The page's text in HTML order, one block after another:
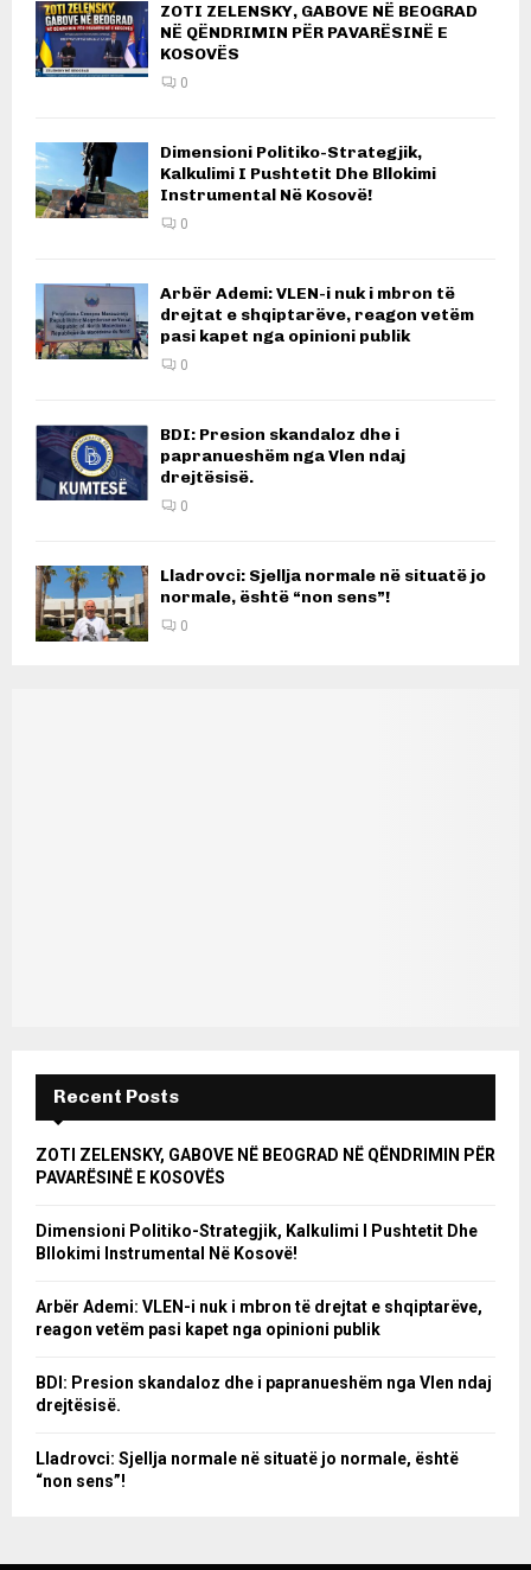
ZOTI ZELENSKY, GABOVE NË BEOGRAD
NË QËNDRIMIN PËR PAVARËSINË E
KOSOVËS
0
Dimensioni Politiko-Strategjik,
Kalkulimi I Pushtetit Dhe Bllokimi
Instrumental Në Kosovë!
0
Arbër Ademi: VLEN-i nuk i mbron të
drejtat e shqiptarëve, reagon vetëm
pasi kapet nga opinioni publik
0
BDI: Presion skandaloz dhe i
papranueshëm nga Vlen ndaj
drejtësisë.
0
Lladrovci: Sjellja normale në situatë jo
normale, është “non sens”!
0
Recent Posts
ZOTI ZELENSKY, GABOVE NË BEOGRAD NË QËNDRIMIN PËR
PAVARËSINË E KOSOVËS
Dimensioni Politiko-Strategjik, Kalkulimi I Pushtetit Dhe
Bllokimi Instrumental Në Kosovë!
Arbër Ademi: VLEN-i nuk i mbron të drejtat e shqiptarëve,
reagon vetëm pasi kapet nga opinioni publik
BDI: Presion skandaloz dhe i papranueshëm nga Vlen ndaj
drejtësisë.
Lladrovci: Sjellja normale në situatë jo normale, është
“non sens”!